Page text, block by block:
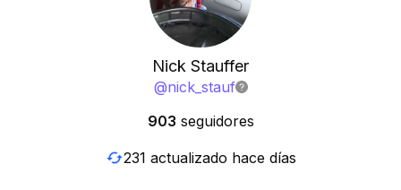
Nick Stauffer
@nick_stauf
903 seguidores
231 actualizado hace días